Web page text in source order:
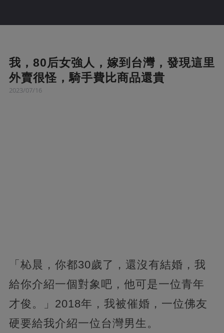
我，80后女強人，嫁到台灣，發現這里
外賣很怪，騎手費比商品還貴
2023/07/16
「杺晨，你都30歲了，還沒有結婚，我
給你介紹一個對象吧，他可是一位青年
才俊。」2018年，我被催婚，一位佛友
硬要給我介紹一位台灣男生。